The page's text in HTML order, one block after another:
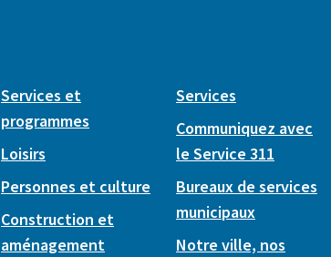
Services et
programmes
Loisirs
Personnes et culture
Construction et
aménagement
Services
Communiquez avec
le Service 311
Bureaux de services
municipaux
Notre ville, nos